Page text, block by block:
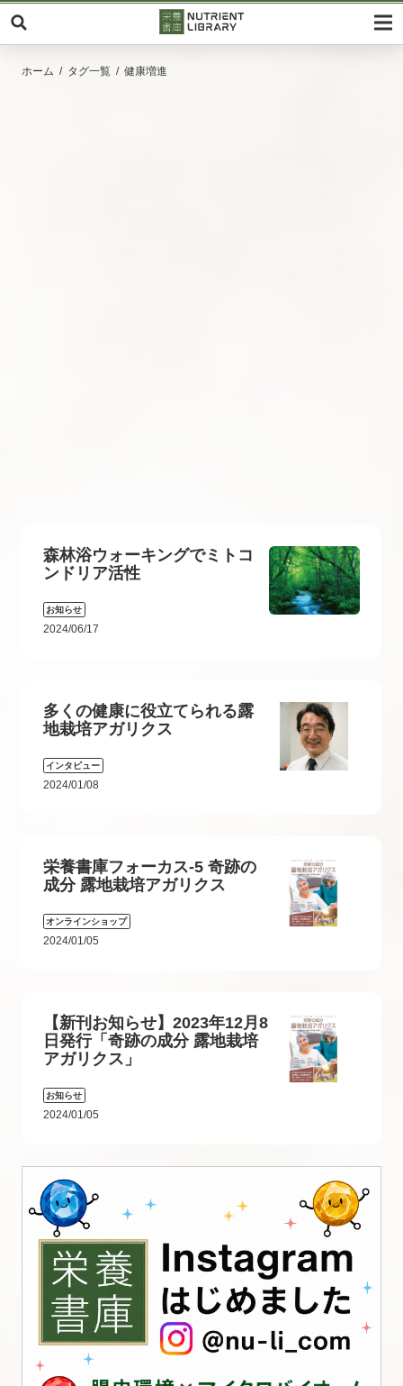
ホーム タグ一覧 健康増進
森林浴ウォーキングでミトコ
ンドリア活性
お知らせ
2024/06/17
多くの健康に役立てられる露
地栽培アガリクス
インタビュー
2024/01/08
栄養書庫フォーカス-5 奇跡の
成分 露地栽培アガリクス
オンラインショップ
2024/01/05
【新刊お知らせ】2023年12月8
日発行「奇跡の成分 露地栽培
アガリクス」
お知らせ
2024/01/05